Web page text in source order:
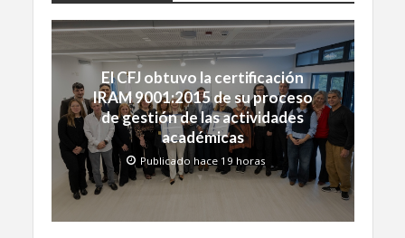
El CFJ obtuvo la certificación
IRAM 9001:2015 de su proceso
de gestión de las actividades
académicas
Publicado hace 19 horas